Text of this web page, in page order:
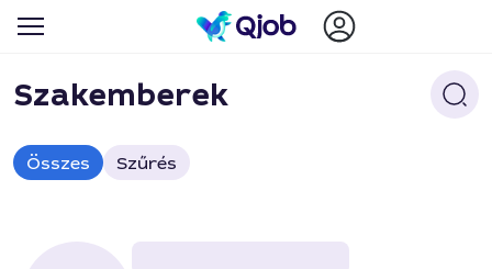
Szakemberek
Összes Szűrés